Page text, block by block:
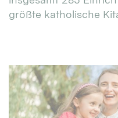
größte katholische